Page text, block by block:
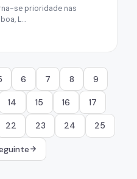
se prioridade nas
L…
6 7 8 9
14 15 16 17
22 23 24 25